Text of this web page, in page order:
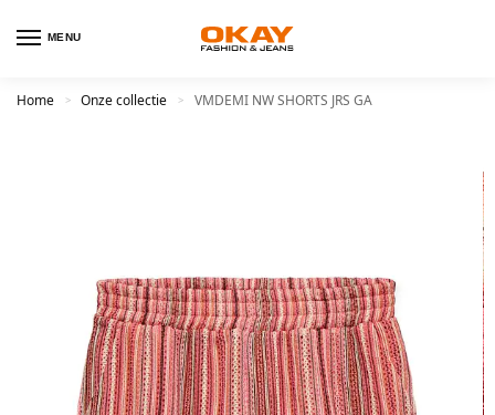
MENU
Home > Onze collectie > VMDEMI NW SHORTS JRS GA